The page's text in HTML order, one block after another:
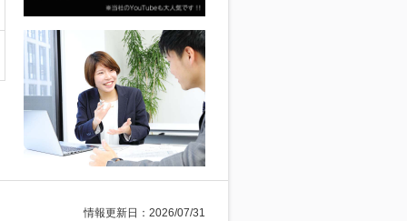
情報更新日：2026/07/31